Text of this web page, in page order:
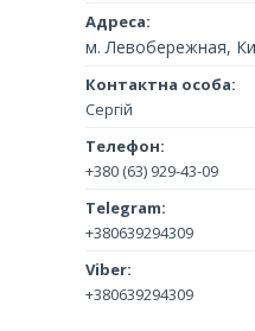
м. Левобережная,
Сергій
+380 (63) 929-43-09
+380639294309
+380639294309